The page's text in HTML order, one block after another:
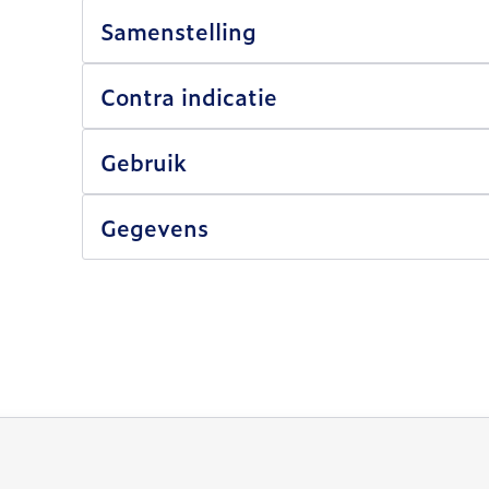
Samenstelling
Contra indicatie
Gebruik
Gegevens
met de tabtoets. Je kunt de carrousel overslaan